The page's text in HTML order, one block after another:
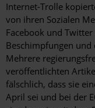
Internet-Trolle
von ihren Sozialen
Facebook und
Beschimpfungen und
Mehrere
veröffentlichten
fälschlich, dass sie
April sei und bei der